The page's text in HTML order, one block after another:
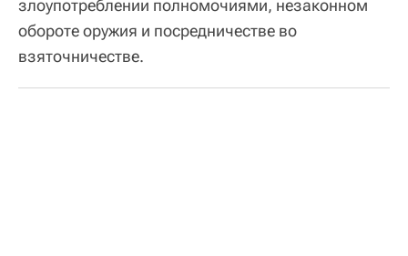
злоупотреблении полномочиями, незаконном
обороте оружия и посредничестве во
взяточничестве.